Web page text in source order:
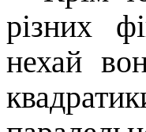
різних
нехай